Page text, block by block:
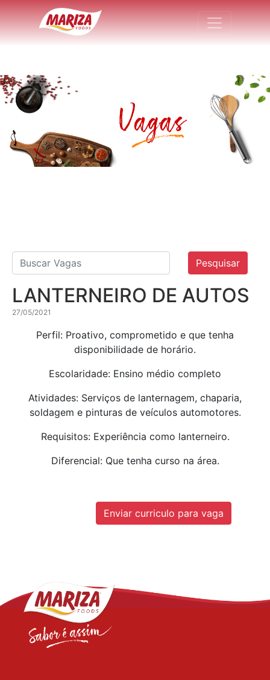
Pesquisar
LANTERNEIRO DE AUTOS
27/05/2021
Perfil: Proativo, comprometido e que tenha
disponibilidade de horário.
Escolaridade: Ensino médio completo
Atividades: Serviços de lanternagem, chaparia,
soldagem e pinturas de veículos automotores.
Requisitos: Experiência como lanterneiro.
Diferencial: Que tenha curso na área.
Enviar curriculo para vaga